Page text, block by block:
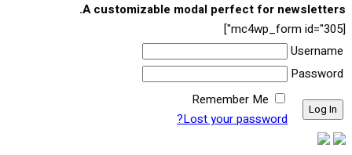
A customizable modal perfect for newsletters.
[mc4wp_form id="305"]
Username
Password
Remember Me
Lost your password?